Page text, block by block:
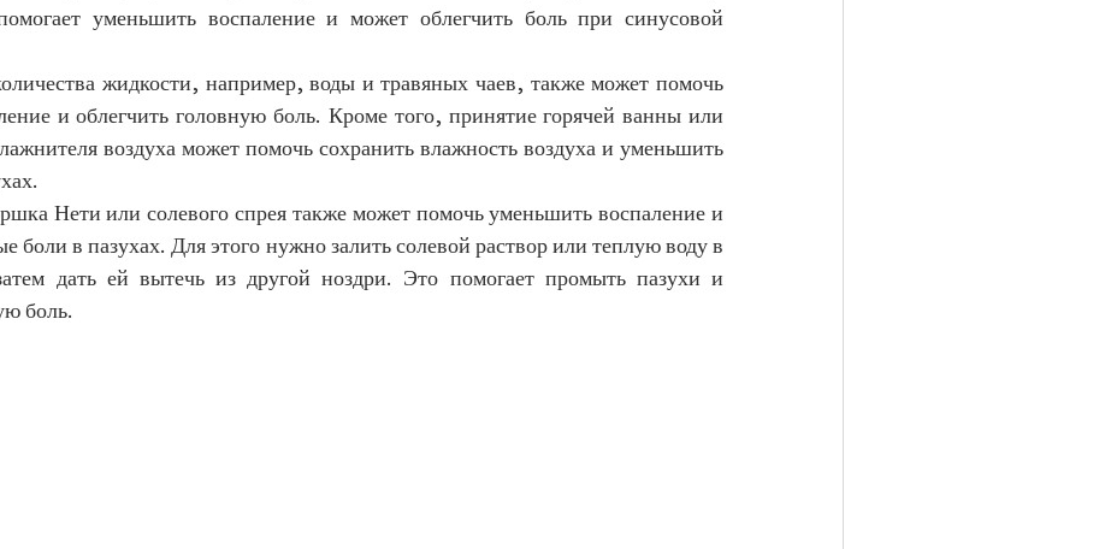
уменьшить воспаление и может облегчить боль при синусовой
жидкости, например, воды и травяных чаев, также может помочь
и облегчить головную боль. Кроме того, принятие горячей ванны или
воздуха может помочь сохранить влажность воздуха и уменьшить
Нети или солевого спрея также может помочь уменьшить воспаление и
боли в пазухах. Для этого нужно залить солевой раствор или теплую воду в
дать ей вытечь из другой ноздри. Это помогает промыть пазухи и
боль.